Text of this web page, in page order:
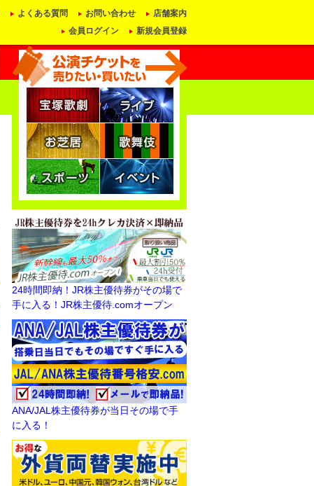
よくある質問 お問い合わせ
店舗案内
会員ログイン
新規会員登録
24時間即納！JR株主優待券がその場で
手に入る！JR株主優待.comオープン
ANA/JAL株主優待券が当日その場で手
に入る！